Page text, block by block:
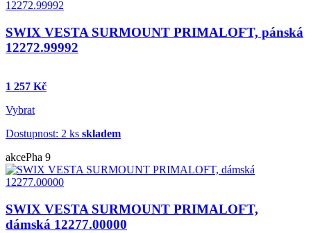
SWIX VESTA SURMOUNT PRIMALOFT, pánská
12272.99992
1 257 Kč
Vybrat
Dostupnost: 2 ks skladem
akcePha 9
SWIX VESTA SURMOUNT PRIMALOFT,
dámská 12277.00000